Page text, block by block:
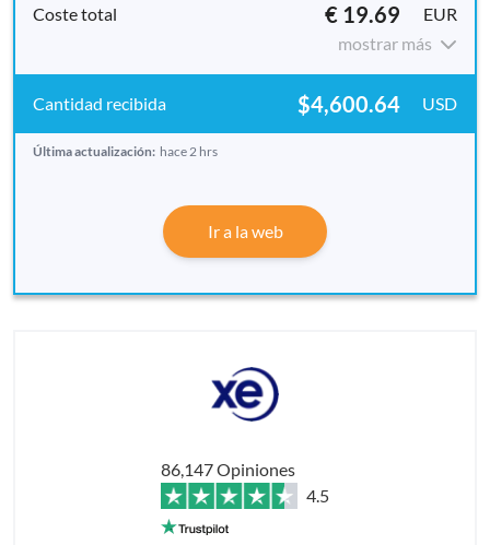
€ 19.69
EUR
mostrar más
$4,600.64 USD
Última actualización: hace 2 hrs
Ir a la web
86,147 Opiniones
4.5